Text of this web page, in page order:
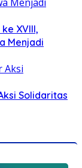
XVIII,
Menjadi
Solidaritas